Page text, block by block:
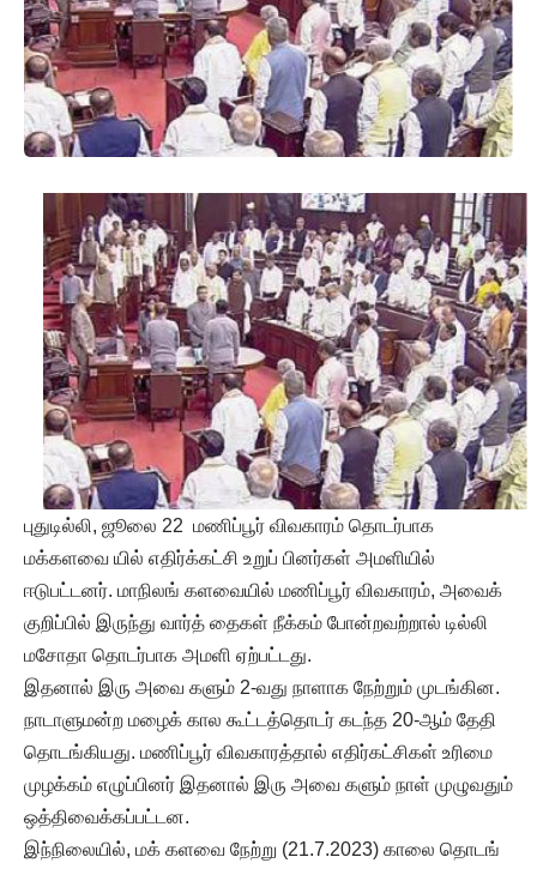
புதுடில்லி, ஜூலை 22 மணிப்பூர் விவகாரம் தொடர்பாக
மக்களவை யில் எதிர்க்கட்சி உறுப் பினர்கள் அமளியில்
ஈடுபட்டனர். மாநிலங் களவையில் மணிப்பூர் விவகாரம், அவைக்
குறிப்பில் இருந்து வார்த் தைகள் நீக்கம் போன்றவற்றால் டில்லி
மசோதா தொடர்பாக அமளி ஏற்பட்டது.
இதனால் இரு அவை களும் 2-வது நாளாக நேற்றும் முடங்கின.
நாடாளுமன்ற மழைக் கால கூட்டத்தொடர் கடந்த 20-ஆம் தேதி
தொடங்கியது. மணிப்பூர் விவகாரத்தால் எதிர்கட்சிகள் உரிமை
முழக்கம் எழுப்பினர் இதனால் இரு அவை களும் நாள் முழுவதும்
ஒத்திவைக்கப்பட்டன.
இந்நிலையில், மக் களவை நேற்று (21.7.2023) காலை தொடங்